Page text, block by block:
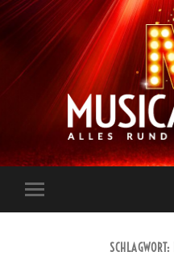
Mobile-
Menü
SCHLAGWORT: